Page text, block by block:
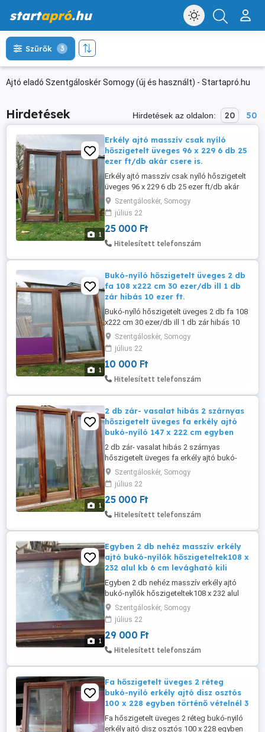
startapró.hu
Ajtó eladó Szentgáloskér Somogy (új és használt) - Startapró.hu
Szűrők 3
Hirdetések Hirdetések az oldalon: 20 50
1
Erkély ajtó masszív csak nyíló
hőszigetelt üveges 96 x 229 6 db 25
ezer ft/db akár csere is.
Erkély ajtó masszív csak nyíló hőszigetelt
üveges 96 x 229 6 db 25 ezer ft/db akár
csere is.
Szentgáloskér, Somogy
július 22
25 000 Ft
Hitelesített telefonszám
1
Bukó-nyíló hőszigetelt üveges 2 db
fa 108 x222 cm 30 ezer/db ill 1 db
zár hibás 10 ezer ft.
Bukó-nyíló hőszigetelt üveges 2 db fa 108
x222 cm 30 ezer/db ill 1 db zár hibás 10
ezer ft.
Szentgáloskér, Somogy
július 22
10 000 Ft
Hitelesített telefonszám
1
2 db zár- vasalat hibás 2 szárnyas
hőszigetelt üveges fa erkély ajtó
bukó-nyíló 147 x 222 cm egyben
2 db zár- vasalat hibás 2 szárnyas
hőszigetelt üveges fa erkély ajtó bukó-
nyíló 147 x 222 cm egyben 25 ezer ft/db.
Szentgáloskér, Somogy
július 22
25 000 Ft
Hitelesített telefonszám
1
Egyben 2 db nehéz masszív erkély
ajtó bukó-nyílók hőszigeteltek108 x
232 alul kb 6 cm levágható kili
Egyben 2 db nehéz masszív erkély ajtó
bukó-nyílók hőszigeteltek108 x 232 alul
kb 6 cm levágható kilincsel a képen
látható állapotban eladó-elcserélhető. Ára
58 ezer ft/2 db.
Szentgáloskér, Somogy
július 22
29 000 Ft
Hitelesített telefonszám
Fa hőszigetelt üveges 2 réteg
bukó-nyiló erkély ajtó disz osztós
100 x 228 egyben történő vételnél 3
Fa hőszigetelt üveges 2 réteg bukó-nyiló
erkély ajtó disz osztós 100 x 228 egyben